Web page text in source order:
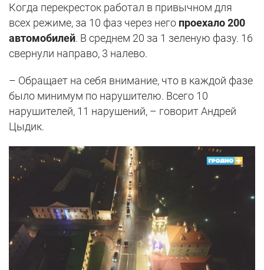
Когда перекресток работал в привычном для
всех режиме, за 10 фаз через него проехало 200
автомобилей. В среднем 20 за 1 зеленую фазу. 16
свернули направо, 3 налево.
– Обращает на себя внимание, что в каждой фазе
было минимум по нарушителю. Всего 10
нарушителей, 11 нарушений, – говорит Андрей
Цыдик.